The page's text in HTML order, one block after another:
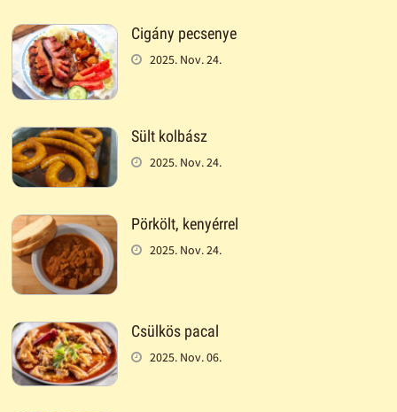
Cigány pecsenye
2025. Nov. 24.
Sült kolbász
2025. Nov. 24.
Pörkölt, kenyérrel
2025. Nov. 24.
Csülkös pacal
2025. Nov. 06.